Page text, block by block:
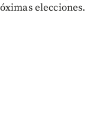
elecciones.